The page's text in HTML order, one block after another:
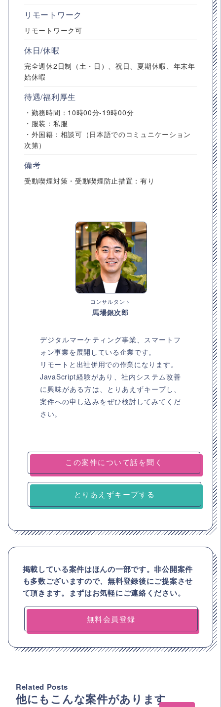
リモートワーク
リモートワーク可
休日/休暇
完全週休2日制（土・日）、祝日、夏期休暇、年末年
始休暇
待遇/福利厚生
・勤務時間：10時00分-19時00分
・服装：私服
・外国籍：相談可（日本語でのコミュニケーション
次第）
備考
受動喫煙対策・受動喫煙防止措置：有り
コンサルタント
馬場銀次郎
デジタルマーケティング事業、スマートフ
ォン事業を展開している企業です。
リモートと出社併用での作業になります。
JavaScript経験があり、社内システム改善
に興味がある方は、とりあえずキープし、
案件への申し込みをぜひ検討してみてくだ
さい。
とりあえずキープする
掲載している案件はほんの一部です。非公開案件
も多数ございますので、無料登録後にご提案させ
て頂きます。まずはお気軽にご連絡ください。
無料会員登録
Related Posts
他にもこんな案件があります